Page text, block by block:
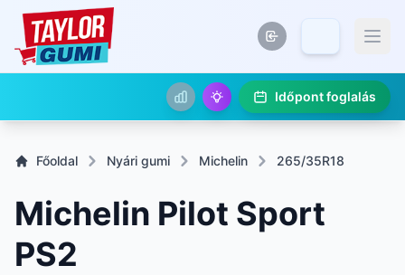
Időpont foglalás
Főoldal Nyári gumi Michelin 265/35R18
Michelin Pilot Sport
PS2